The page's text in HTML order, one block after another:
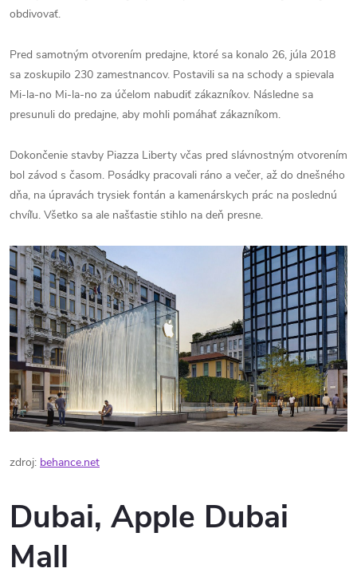
obdivovať.
Pred samotným otvorením predajne, ktoré sa konalo 26, júla 2018
sa zoskupilo 230 zamestnancov. Postavili sa na schody a spievala
Mi-la-no Mi-la-no za účelom nabudiť zákazníkov. Následne sa
presunuli do predajne, aby mohli pomáhať zákazníkom.
Dokončenie stavby Piazza Liberty včas pred slávnostným otvorením
bol závod s časom. Posádky pracovali ráno a večer, až do dnešného
dňa, na úpravách trysiek fontán a kamenárskych prác na poslednú
chvíľu. Všetko sa ale našťastie stihlo na deň presne.
zdroj: behance.net
Dubai, Apple Dubai
Mall